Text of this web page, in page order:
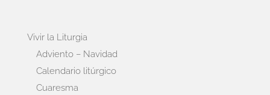
Vivir la Liturgia
Adviento – Navidad
Calendario litúrgico
Cuaresma